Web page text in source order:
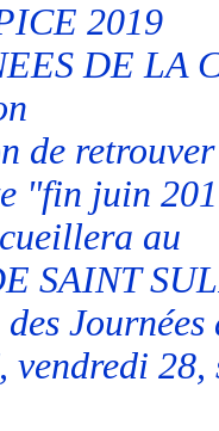
2019
DE LA
de
"fin juin
au
SAINT
des
vendredi